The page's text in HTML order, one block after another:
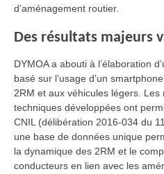
d’aménagement routier.
Des résultats majeurs
DYMOA a abouti à l’élaboration
basé sur l’usage d’un
2RM et aux véhicules légers.
techniques développées ont
CNIL (délibération 2016-034 du
une base de données unique
la dynamique des 2RM et le
conducteurs en lien avec les